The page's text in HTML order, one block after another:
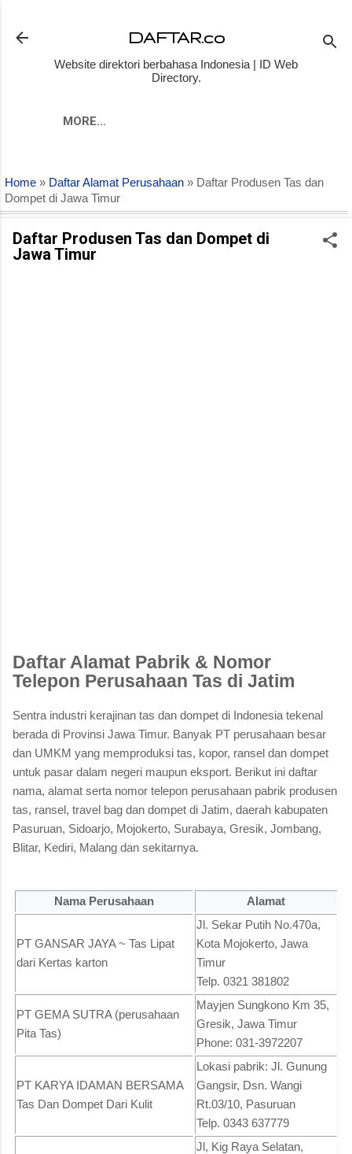
DAFTAR.co
Website direktori berbahasa Indonesia | ID Web
Directory.
MORE…
Home » Daftar Alamat Perusahaan » Daftar Produsen Tas dan
Dompet di Jawa Timur
Daftar Produsen Tas dan Dompet di
Jawa Timur
Daftar Alamat Pabrik & Nomor
Telepon Perusahaan Tas di Jatim
Sentra industri kerajinan tas dan dompet di Indonesia tekenal
berada di Provinsi Jawa Timur. Banyak PT perusahaan besar
dan UMKM yang memproduksi tas, kopor, ransel dan dompet
untuk pasar dalam negeri maupun eksport. Berikut ini daftar
nama, alamat serta nomor telepon perusahaan pabrik produsen
tas, ransel, travel bag dan dompet di Jatim, daerah kabupaten
Pasuruan, Sidoarjo, Mojokerto, Surabaya, Gresik, Jombang,
Blitar, Kediri, Malang dan sekitarnya.
Nama Perusahaan Alamat
PT GANSAR JAYA ~ Tas Lipat
dari Kertas karton
Jl. Sekar Putih No.470a,
Kota Mojokerto, Jawa
Timur
Telp. 0321 381802
PT GEMA SUTRA (perusahaan
Pita Tas)
Mayjen Sungkono Km 35,
Gresik, Jawa Timur
Phone: 031-3972207
PT KARYA IDAMAN BERSAMA
Tas Dan Dompet Dari Kulit
Lokasi pabrik: Jl. Gunung
Gangsir, Dsn. Wangi
Rt.03/10, Pasuruan
Telp. 0343 637779
Jl, Kig Raya Selatan,